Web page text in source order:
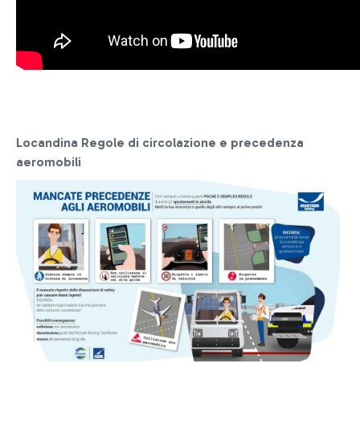
Locandina Regole di circolazione e precedenza
aeromobili